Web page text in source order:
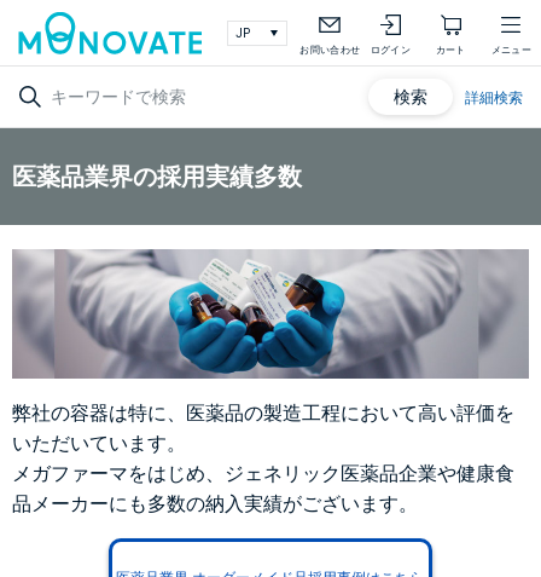
お問い合わせ ログイン カート メニュー
検索 詳細検索
医薬品業界の採用実績多数
弊社の容器は特に、医薬品の製造工程において高い評価を
いただいています。
メガファーマをはじめ、ジェネリック医薬品企業や健康食
品メーカーにも多数の納入実績がございます。